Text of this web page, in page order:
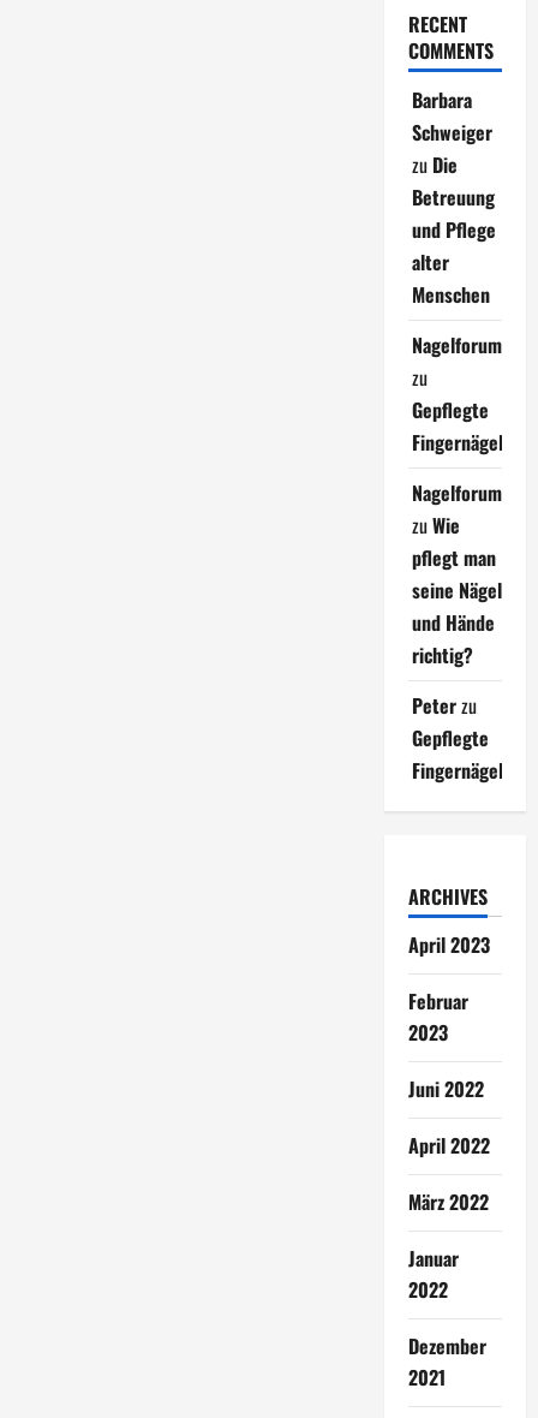
RECENT
COMMENTS
Barbara
Schweiger
zu Die
Betreuung
und Pflege
alter
Menschen
Nagelforum
zu
Gepflegte
Fingernägel
Nagelforum
zuWie
pflegt man
seine Nägel
und Hände
richtig?
Peterzu
Gepflegte
Fingernägel
ARCHIVES
April 2023
Februar
2023
Juni 2022
April 2022
März 2022
Januar
2022
Dezember
2021